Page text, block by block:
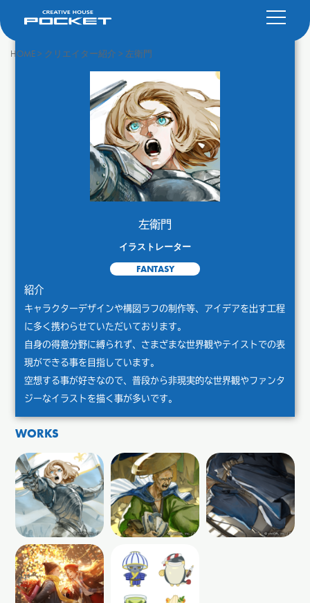
HOME> クリエイター紹介 > 左衛門
左衛門
イラストレーター
FANTASY
紹介
キャラクターデザインや構図ラフの制作等、アイデアを出す工程
に多く携わらせていただいております。
自身の得意分野に縛られず、さまざまな世界観やテイストでの表
現ができる事を目指しています。
空想する事が好きなので、普段から非現実的な世界観やファンタ
ジーなイラストを描く事が多いです。
WORKS